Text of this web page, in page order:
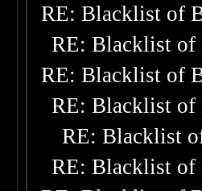
RE: Blacklist of
RE: Blacklist of
RE: Blacklist of
RE: Blacklist of
RE: Blacklist
RE: Blacklist of